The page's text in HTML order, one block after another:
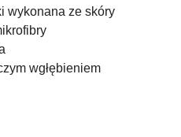
wykonana ze skóry
wgłębieniem